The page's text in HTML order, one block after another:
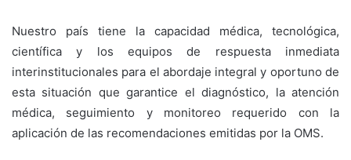
Nuestro país tiene la capacidad médica, tecnológica,
científica y los equipos de respuesta inmediata
interinstitucionales para el abordaje integral y oportuno de
esta situación que garantice el diagnóstico, la atención
médica, seguimiento y monitoreo requerido con la
aplicación de las recomendaciones emitidas por la OMS.